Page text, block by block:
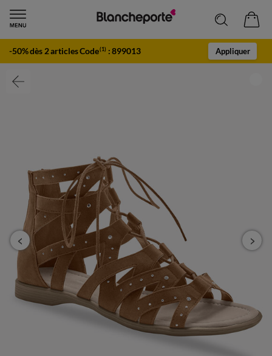
-50% dès 2 articles Code(1) :899013 Appliquer